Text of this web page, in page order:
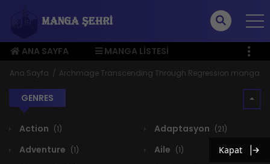
ANA SAYFA
MANGA LISTESI
ÜYE MENÜSÜ
Ana Sayfa Archmage Transcending Through Regression manga
GENRES
Action (1) Adaptasyon (21)
Adventure (1) Aile (1) Kapat